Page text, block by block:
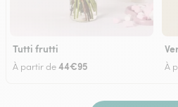
Tutti frutti
À partir de44€95 À